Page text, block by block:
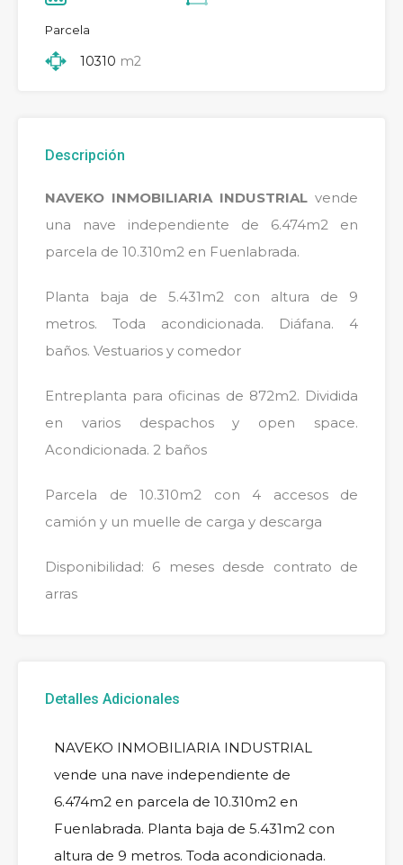
Parcela
10310 m2
Descripción
NAVEKO INMOBILIARIA INDUSTRIAL vende
una nave independiente de 6.474m2 en
parcela de 10.310m2 en Fuenlabrada.
Planta baja de 5.431m2 con altura de 9
metros. Toda acondicionada. Diáfana. 4
baños. Vestuarios y comedor
Entreplanta para oficinas de 872m2. Dividida
en varios despachos y open space.
Acondicionada. 2 baños
Parcela de 10.310m2 con 4 accesos de
camión y un muelle de carga y descarga
Disponibilidad: 6 meses desde contrato de
arras
Detalles Adicionales
NAVEKO INMOBILIARIA INDUSTRIAL
vende una nave independiente de
6.474m2 en parcela de 10.310m2 en
Fuenlabrada. Planta baja de 5.431m2 con
altura de 9 metros. Toda acondicionada.